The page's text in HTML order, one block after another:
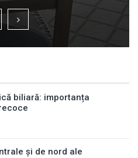
biliară: importanța
și de nord ale